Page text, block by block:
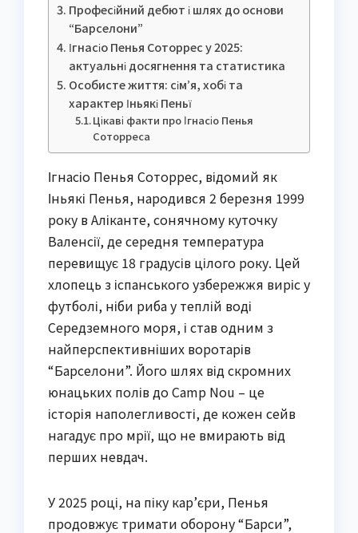
Професійний дебют і шлях до основи
“Барселони”
Ігнасіо Пенья Соторрес у 2025:
актуальні досягнення та статистика
Особисте життя: сім’я, хобі та
характер Іньякі Пеньї
Цікаві факти про Ігнасіо Пенья
Соторреса
Ігнасіо Пенья Соторрес, відомий як
Іньякі Пенья, народився 2 березня 1999
року в Аліканте, сонячному куточку
Валенсії, де середня температура
перевищує 18 градусів цілого року. Цей
хлопець з іспанського узбережжя виріс у
футболі, ніби риба у теплій воді
Середземного моря, і став одним з
найперспективніших воротарів
“Барселони”. Його шлях від скромних
юнацьких полів до Camp Nou – це
історія наполегливості, де кожен сейв
нагадує про мрії, що не вмирають від
перших невдач.
У 2025 році, на піку кар’єри, Пенья
продовжує тримати оборону “Барси”,